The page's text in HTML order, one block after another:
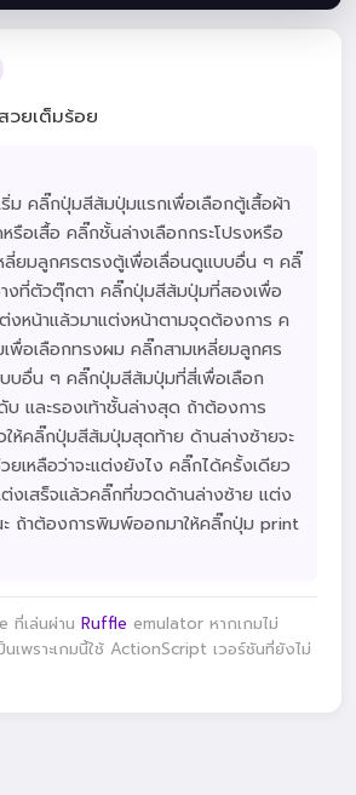
วยเต็มร้อย
ม คลิ๊กปุ่มสีส้มปุ่มแรกเพื่อเลือกตู้เสื้อผ้า
อเสื้อ คลิ๊กชั้นล่างเลือกกระโปรงหรือ
ลี่ยมลูกศรตรงตู้เพื่อเลื่อนดูแบบอื่น ๆ คลิ๊
งที่ตัวตุ๊กตา คลิ๊กปุ่มสีส้มปุ่มที่สองเพื่อ
หน้าแล้วมาแต่งหน้าตามจุดต้องการ ค
พื่อเลือกทรงผม คลิ๊กสามเหลี่ยมลูกศร
บอื่น ๆ คลิ๊กปุ่มสีส้มปุ่มที่สี่เพื่อเลือก
บ และรองเท้าชั้นล่างสุด ถ้าต้องการ
ห้คลิ๊กปุ่มสีส้มปุ่มสุดท้าย ด้านล่างซ้ายจะ
เหลือว่าจะแต่งยังไง คลิ๊กได้ครั้งเดียว
งเสร็จแล้วคลิ๊กที่ขวดด้านล่างซ้าย แต่ง
ะ ถ้าต้องการพิมพ์ออกมาให้คลิ๊กปุ่ม print
ที่เล่นผ่าน Ruffle emulator หากเกมไม่
นเพราะเกมนี้ใช้ ActionScript เวอร์ชันที่ยังไม่